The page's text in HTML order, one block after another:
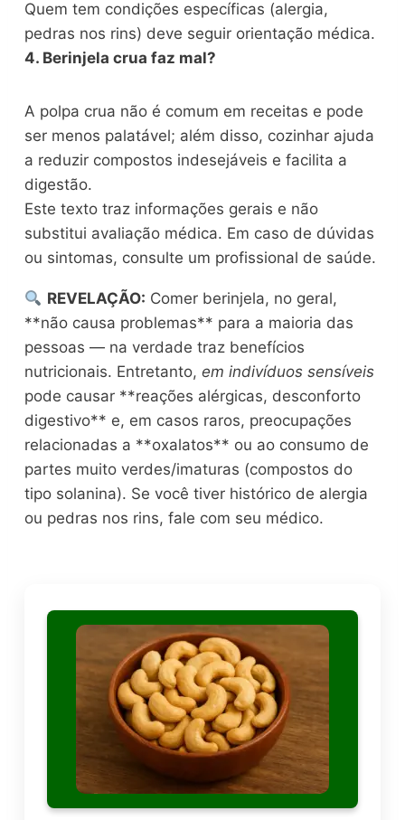
Quem tem condições específicas (alergia,
pedras nos rins) deve seguir orientação médica.
4. Berinjela crua faz mal?
A polpa crua não é comum em receitas e pode
ser menos palatável; além disso, cozinhar ajuda
a reduzir compostos indesejáveis e facilita a
digestão.
Este texto traz informações gerais e não
substitui avaliação médica. Em caso de dúvidas
ou sintomas, consulte um profissional de saúde.
REVELAÇÃO: Comer berinjela, no geral,
**não causa problemas** para a maioria das
pessoas — na verdade traz benefícios
nutricionais. Entretanto,em indivíduos sensíveis
pode causar **reações alérgicas, desconforto
digestivo** e, em casos raros, preocupações
relacionadas a **oxalatos** ou ao consumo de
partes muito verdes/imaturas (compostos do
tipo solanina). Se você tiver histórico de alergia
ou pedras nos rins, fale com seu médico.